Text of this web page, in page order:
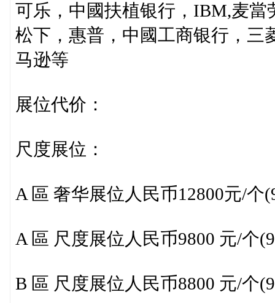
可乐，中國扶植银行，IBM,麦
松下，惠普，中國工商银行，三
马逊等
展位代价：
尺度展位：
A 區 奢华展位人民币12800元/个
A 區 尺度展位人民币9800 元/个
B 區 尺度展位人民币8800 元/个